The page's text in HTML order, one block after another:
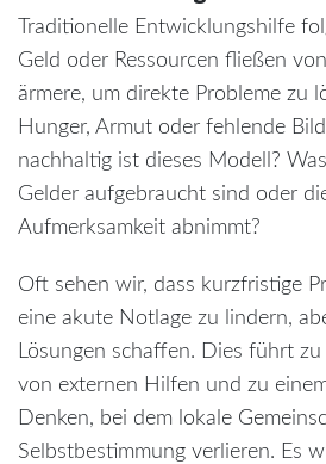
Traditionelle Entwicklungshilfe
Geld oder Ressourcen fließen
ärmere, um direkte Probleme zu
Hunger, Armut oder fehlende
nachhaltig ist dieses Modell?
Gelder aufgebraucht sind oder
Aufmerksamkeit abnimmt?
Oft sehen wir, dass kurzfristige
eine akute Notlage zu lindern,
Lösungen schaffen. Dies führt zu
von externen Hilfen und zu
Denken, bei dem lokale
Selbstbestimmung verlieren. Es